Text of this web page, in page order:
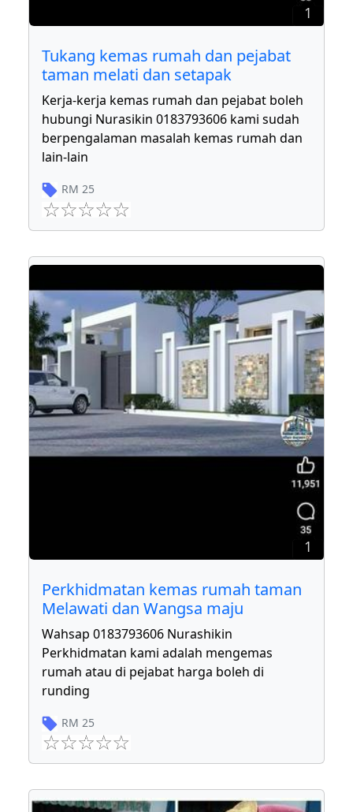
1
Tukang kemas rumah dan pejabat
taman melati dan setapak
Kerja-kerja kemas rumah dan pejabat boleh
hubungi Nurasikin 0183793606 kami sudah
berpengalaman masalah kemas rumah dan
lain-lain
RM 25
1
Perkhidmatan kemas rumah taman
Melawati dan Wangsa maju
Wahsap 0183793606 Nurashikin
Perkhidmatan kami adalah mengemas
rumah atau di pejabat harga boleh di
runding
RM 25